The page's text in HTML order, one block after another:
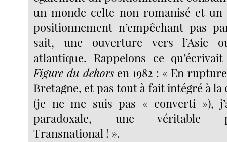
un monde celte non romanisé et un
positionnement n’empêchant pas
sait, une ouverture vers l’Asie
atlantique. Rappelons ce
Figure du dehorsen 1982 : « En
Bretagne, et pas tout à fait intégré à
(je ne me suis pas « converti »),
paradoxale, une
Transnational ! ».